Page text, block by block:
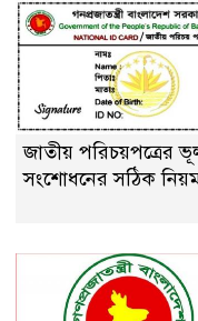
জাতীয় পরিচয়পত্রের
সংশোধনের সঠিক